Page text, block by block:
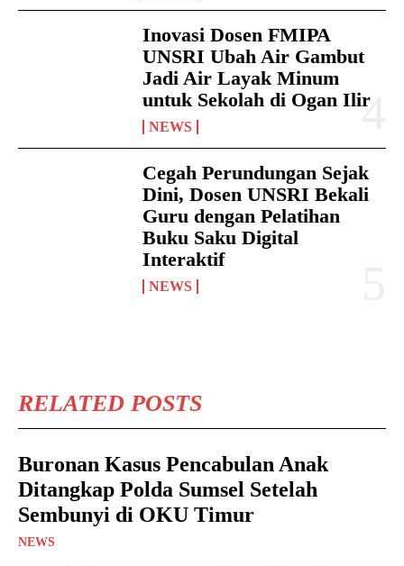
Inovasi Dosen FMIPA
UNSRI Ubah Air Gambut
Jadi Air Layak Minum
untuk Sekolah di Ogan Ilir
NEWS
Cegah Perundungan Sejak
Dini, Dosen UNSRI Bekali
Guru dengan Pelatihan
Buku Saku Digital
Interaktif
NEWS
RELATED POSTS
Buronan Kasus Pencabulan Anak
Ditangkap Polda Sumsel Setelah
Sembunyi di OKU Timur
NEWS